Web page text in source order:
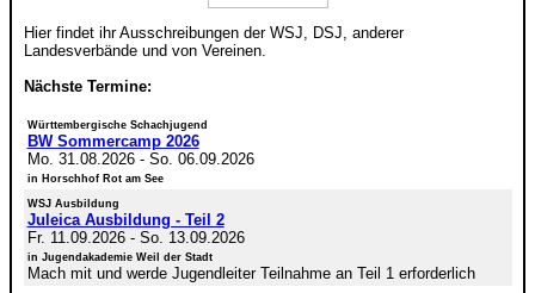
Hier findet ihr Ausschreibungen der WSJ, DSJ, anderer
Landesverbände und von Vereinen.
Nächste Termine:
Württembergische Schachjugend
BW Sommercamp 2026
Mo. 31.08.2026- So. 06.09.2026
in Horschhof Rot am See
WSJ Ausbildung
Juleica Ausbildung - Teil 2
Fr. 11.09.2026- So. 13.09.2026
in Jugendakademie Weil der Stadt
Mach mit und werde Jugendleiter Teilnahme an Teil 1 erforderlich